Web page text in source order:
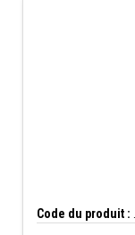
Code du produit :